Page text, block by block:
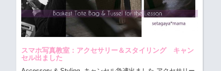
スマホ写真教室：アクセサリー＆スタイリング キャン
セル出ました